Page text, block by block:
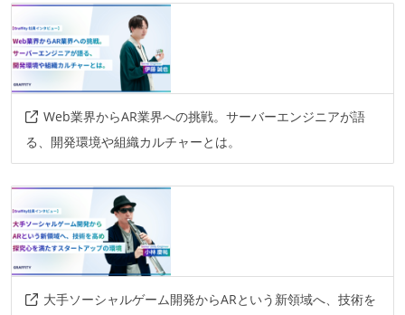
Web業界からAR業界への挑戦。サーバーエンジニアが語
る、開発環境や組織カルチャーとは。
大手ソーシャルゲーム開発からARという新領域へ、技術を